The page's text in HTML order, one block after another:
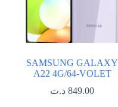
SAMSUNG GALAXY
A22 4G/64-VOLET
849.00 د.ت